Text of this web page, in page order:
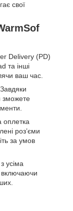
свої
Delivery (PD)
та інші
ваш час.
Завдяки
зможете
оплетка
роз’єми
за умов
усіма
включаючи